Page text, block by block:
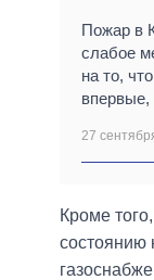
Пожар в
слабое
на то,
27
Кроме
состоянию